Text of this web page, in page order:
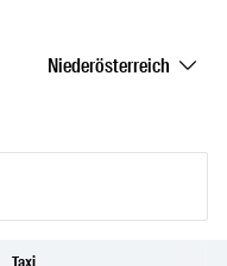
Niederösterreich
Taxi